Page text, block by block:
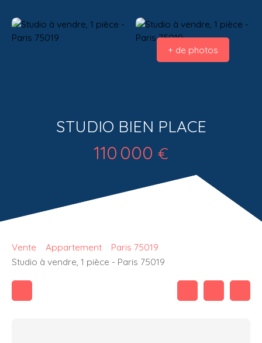
+ de photos
STUDIO BIEN PLACE
110 000 €
Vente Appartement
Paris 75019
Studio à vendre, 1 pièce - Paris 75019